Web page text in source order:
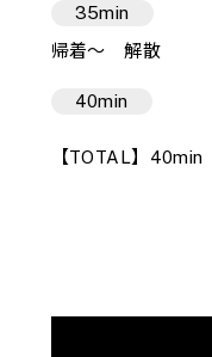
35min
帰着〜 解散
40min
【TOTAL】40min